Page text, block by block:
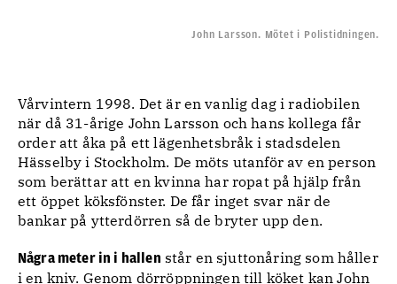
John Larsson. Mötet i Polistidningen.
Vårvintern 1998. Det är en vanlig dag i radiobilen
när då 31-årige John Larsson och hans kollega får
order att åka på ett lägenhetsbråk i stadsdelen
Hässelby i Stockholm. De möts utanför av en person
som berättar att en kvinna har ropat på hjälp från
ett öppet köksfönster. De får inget svar när de
bankar på ytterdörren så de bryter upp den.
Några meter in i hallen står en sjuttonåring som håller
i en kniv. Genom dörröppningen till köket kan John